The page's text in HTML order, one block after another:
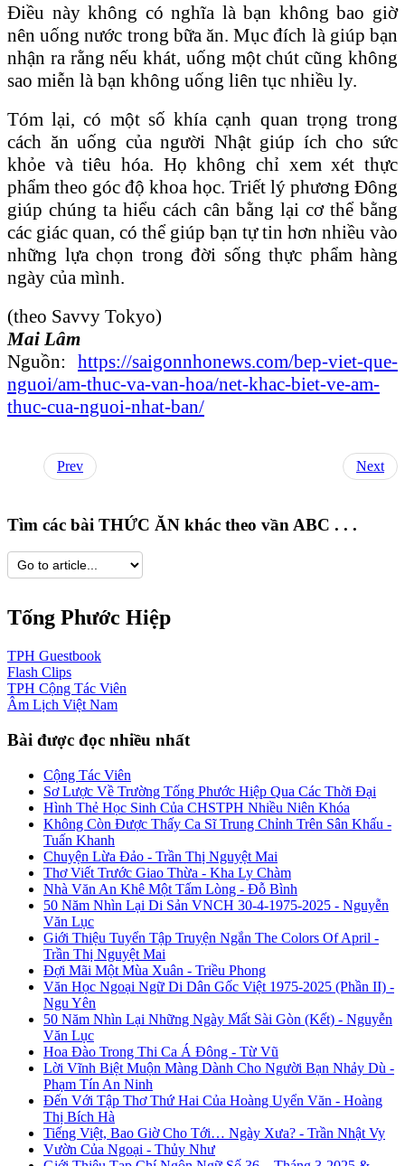
Điều này không có nghĩa là bạn không bao giờ
nên uống nước trong bữa ăn. Mục đích là giúp bạn
nhận ra rằng nếu khát, uống một chút cũng không
sao miễn là bạn không uống liên tục nhiều ly.
Tóm lại, có một số khía cạnh quan trọng trong
cách ăn uống của người Nhật giúp ích cho sức
khỏe và tiêu hóa. Họ không chỉ xem xét thực
phẩm theo góc độ khoa học. Triết lý phương Đông
giúp chúng ta hiểu cách cân bằng lại cơ thể bằng
các giác quan, có thể giúp bạn tự tin hơn nhiều vào
những lựa chọn trong đời sống thực phẩm hàng
ngày của mình.
(theo Savvy Tokyo)
Mai Lâm
Nguồn: https://saigonnhonews.com/bep-viet-que-
nguoi/am-thuc-va-van-hoa/net-khac-biet-ve-am-
thuc-cua-nguoi-nhat-ban/
Prev Next
Tìm các bài THỨC ĂN khác theo vần ABC . . .
Tống Phước Hiệp
TPH Guestbook
Flash Clips
TPH Cộng Tác Viên
Âm Lịch Việt Nam
Bài được đọc nhiều nhất
Cộng Tác Viên
Sơ Lược Về Trường Tống Phước Hiệp Qua Các Thời Đại
Hình Thẻ Học Sinh Của CHSTPH Nhiều Niên Khóa
Không Còn Được Thấy Ca Sĩ Trung Chỉnh Trên Sân Khấu -
Tuấn Khanh
Chuyện Lừa Đảo - Trần Thị Nguyệt Mai
Thơ Viết Trước Giao Thừa - Kha Ly Chàm
Nhà Văn An Khê Một Tấm Lòng - Đỗ Bình
50 Năm Nhìn Lại Di Sản VNCH 30-4-1975-2025 - Nguyễn
Văn Lục
Giới Thiệu Tuyển Tập Truyện Ngắn The Colors Of April -
Trần Thị Nguyệt Mai
Đợi Mãi Một Mùa Xuân - Triều Phong
Văn Học Ngoại Ngữ Di Dân Gốc Việt 1975-2025 (Phần II) -
Ngu Yên
50 Năm Nhìn Lại Những Ngày Mất Sài Gòn (Kết) - Nguyễn
Văn Lục
Hoa Đào Trong Thi Ca Á Đông - Từ Vũ
Lời Vĩnh Biệt Muộn Màng Dành Cho Người Bạn Nhảy Dù -
Phạm Tín An Ninh
Đến Với Tập Thơ Thứ Hai Của Hoàng Uyển Văn - Hoàng
Thị Bích Hà
Tiếng Việt, Bao Giờ Cho Tới… Ngày Xưa? - Trần Nhật Vy
Vườn Của Ngoại - Thủy Như